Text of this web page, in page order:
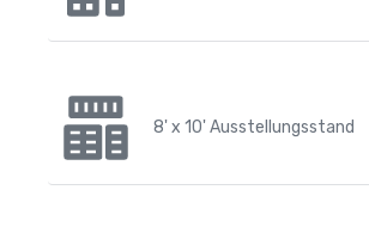
8' x 10' Ausstellungsstand